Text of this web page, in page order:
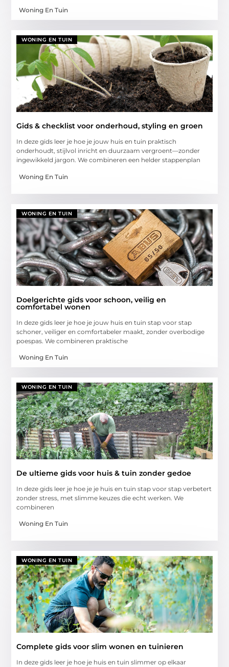
Woning En Tuin
WONING EN TUIN
Gids & checklist voor onderhoud, styling en groen
In deze gids leer je hoe je jouw huis en tuin praktisch
onderhoudt, stijlvol inricht en duurzaam vergroent—zonder
ingewikkeld jargon. We combineren een helder stappenplan
Woning En Tuin
WONING EN TUIN
Doelgerichte gids voor schoon, veilig en
comfortabel wonen
In deze gids leer je hoe je jouw huis en tuin stap voor stap
schoner, veiliger en comfortabeler maakt, zonder overbodige
poespas. We combineren praktische
Woning En Tuin
WONING EN TUIN
De ultieme gids voor huis & tuin zonder gedoe
In deze gids leer je hoe je je huis en tuin stap voor stap verbetert
zonder stress, met slimme keuzes die echt werken. We
combineren
Woning En Tuin
WONING EN TUIN
Complete gids voor slim wonen en tuinieren
In deze gids leer je hoe je huis en tuin slimmer op elkaar